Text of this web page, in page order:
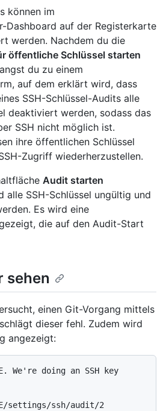
können im
Dashboard auf der Registerkarte
werden. Nachdem du die
öffentliche Schlüssel starten
du zu einem
auf dem erklärt wird, dass
SSH-Schlüssel-Audits alle
deaktiviert werden, sodass das
SSH nicht möglich ist.
ihre öffentlichen Schlüssel
Zugriff wiederherzustellen.
Audit starten
alle SSH-Schlüssel ungültig und
Es wird eine
die auf den Audit-Start
sehen
einen Git-Vorgang mittels
dieser fehl. Zudem wird
angezeigt:
We're doing an SSH key
settings/ssh/audit/2